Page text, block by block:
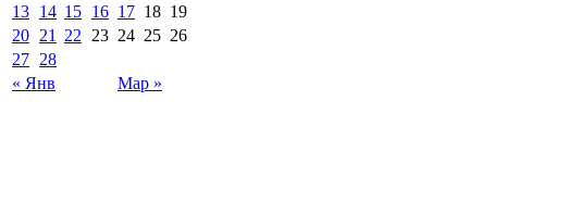
« Янв Мар »
13 14 15 16 17 18 19
20 21 22 23 24 25 26
27 28